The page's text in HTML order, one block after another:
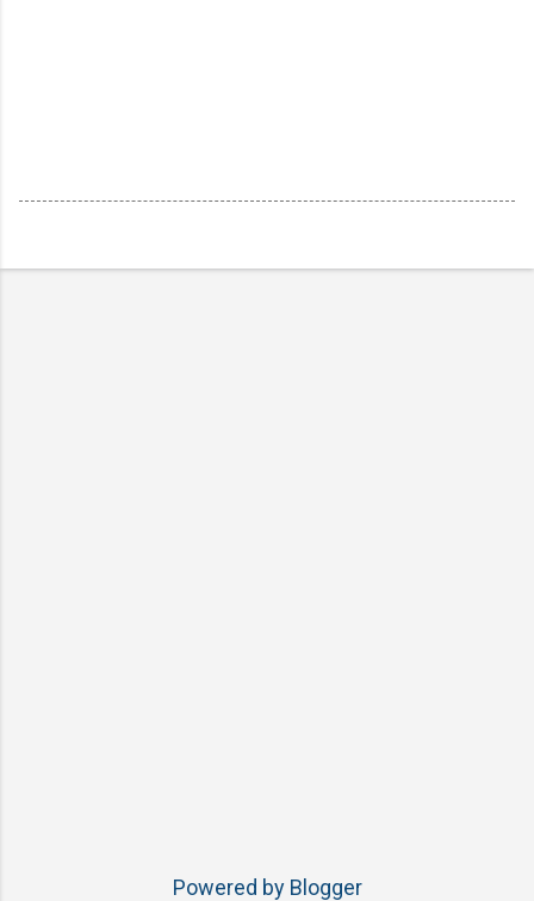
Powered by Blogger